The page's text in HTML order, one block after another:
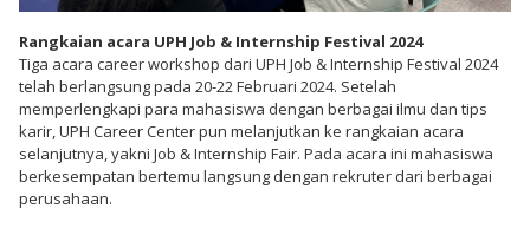
Rangkaian acara UPH Job & Internship Festival 2024
Tiga acara career workshop dari UPH Job & Internship Festival 2024
telah berlangsung pada 20-22 Februari 2024. Setelah
memperlengkapi para mahasiswa dengan berbagai ilmu dan tips
karir, UPH Career Center pun melanjutkan ke rangkaian acara
selanjutnya, yakni Job & Internship Fair. Pada acara ini mahasiswa
berkesempatan bertemu langsung dengan rekruter dari berbagai
perusahaan.